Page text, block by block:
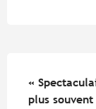
«
plus